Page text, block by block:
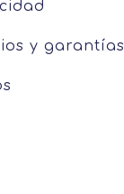
y garantías